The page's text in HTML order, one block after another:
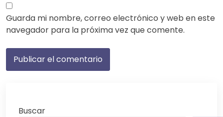
Guarda mi nombre, correo electrónico y web en este
navegador para la próxima vez que comente.
Buscar